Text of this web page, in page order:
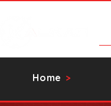
>
Home